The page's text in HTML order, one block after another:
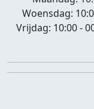
Woensdag:
Vrijdag: 10:00 -